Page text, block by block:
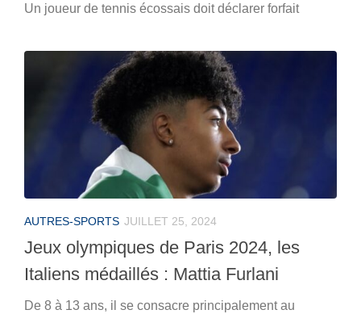
Un joueur de tennis écossais doit déclarer forfait
AUTRES-SPORTS JUILLET 25, 2024
Jeux olympiques de Paris 2024, les
Italiens médaillés : Mattia Furlani
De 8 à 13 ans, il se consacre principalement au